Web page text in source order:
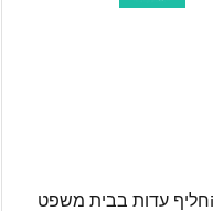
עדות בבית משפט